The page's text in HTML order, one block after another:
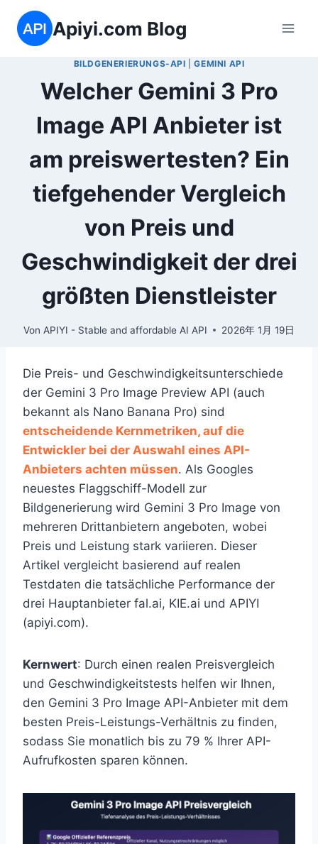
Inhalt
springen
Apiyi.com Blog
BILDGENERIERUNGS-API |GEMINI API
Welcher Gemini 3 Pro
Image API Anbieter ist
am preiswertesten? Ein
tiefgehender Vergleich
von Preis und
Geschwindigkeit der drei
größten Dienstleister
Von APIYI - Stable and affordable AI API 2026年 1月 19日
Die Preis- und Geschwindigkeitsunterschiede
der Gemini 3 Pro Image Preview API (auch
bekannt als Nano Banana Pro) sind
entscheidende Kernmetriken, auf die
Entwickler bei der Auswahl eines API-
Anbieters achten müssen. Als Googles
neuestes Flaggschiff-Modell zur
Bildgenerierung wird Gemini 3 Pro Image von
mehreren Drittanbietern angeboten, wobei
Preis und Leistung stark variieren. Dieser
Artikel vergleicht basierend auf realen
Testdaten die tatsächliche Performance der
drei Hauptanbieter fal.ai, KIE.ai und APIYI
(apiyi.com).
Kernwert: Durch einen realen Preisvergleich
und Geschwindigkeitstests helfen wir Ihnen,
den Gemini 3 Pro Image API-Anbieter mit dem
besten Preis-Leistungs-Verhältnis zu finden,
sodass Sie monatlich bis zu 79 % Ihrer API-
Aufrufkosten sparen können.